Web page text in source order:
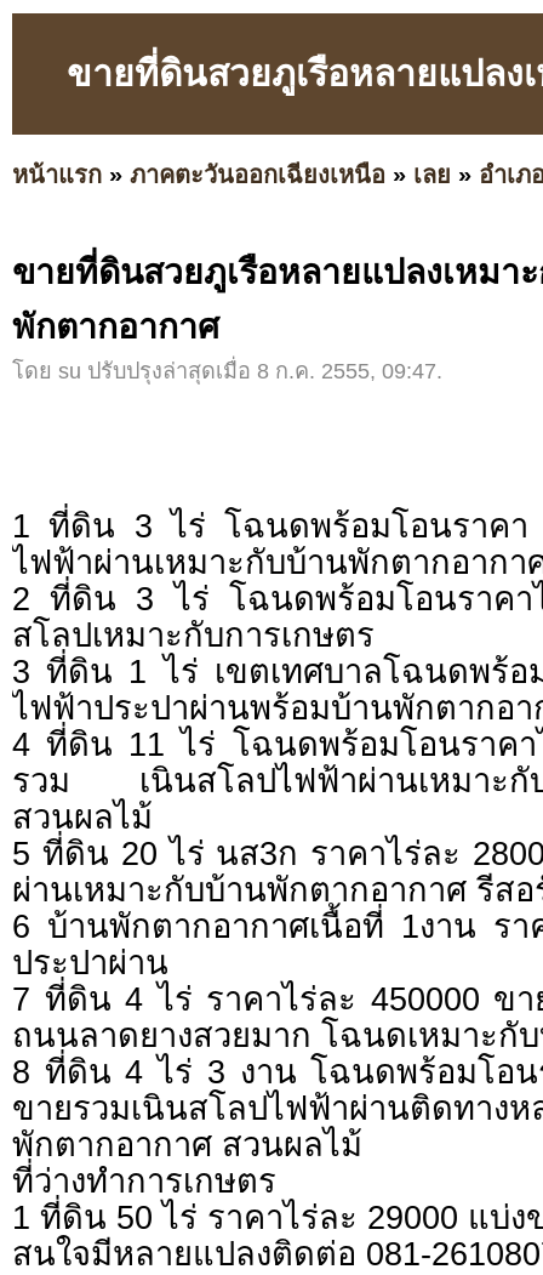
ขายที่ดินสวยภูเรือหลายแปลง
หน้าแรก » ภาคตะวันออกเฉียงเหนือ » เลย » อำเภ
ขายที่ดินสวยภูเรือหลายแปลงเหมา
พักตากอากาศ
โดย su ปรับปรุงล่าสุดเมื่อ 8 ก.ค. 2555, 09:47.
1 ที่ดิน 3 ไร่ โฉนดพร้อมโอนราคา
ไฟฟ้าผ่านเหมาะกับบ้านพักตากอากา
2 ที่ดิน 3 ไร่ โฉนดพร้อมโอนราคา
สโลปเหมาะกับการเกษตร
3 ที่ดิน 1 ไร่ เขตเทศบาลโฉนดพร้อ
ไฟฟ้าประปาผ่านพร้อมบ้านพักตากอ
4 ที่ดิน 11 ไร่ โฉนดพร้อมโอนราคา
รวม เนินสโลปไฟฟ้าผ่านเหมาะกั
สวนผลไม้
5 ที่ดิน 20 ไร่ นส3ก ราคาไร่ละ
ผ่านเหมาะกับบ้านพักตากอากาศ รีส
6 บ้านพักตากอากาศเนื้อที่ 1งาน รา
ประปาผ่าน
7 ที่ดิน 4 ไร่ ราคาไร่ละ 450000 ข
ถนนลาดยางสวยมาก โฉนดเหมาะกั
8 ที่ดิน 4 ไร่ 3 งาน โฉนดพร้อมโอน
ขายรวมเนินสโลปไฟฟ้าผ่านติดทางห
พักตากอากาศ สวนผลไม้
ที่ว่างทำการเกษตร
1 ที่ดิน 50 ไร่ ราคาไร่ละ 29000 แบ่
สนใจมีหลายแปลงติดต่อ 081-